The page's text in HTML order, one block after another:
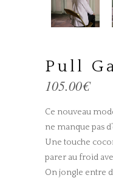
Pull
105.00€
Ce nouveau
ne manque pas
Une touche
parer au froid
On jongle entre